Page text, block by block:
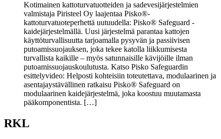
Kotimainen kattoturvatuotteiden ja sadevesijärjestelmien
valmistaja Piristeel Oy laajentaa Pisko®-
kattoturvatuoteperhettä uutuudella: Pisko® Safeguard -
kaidejärjestelmällä. Uusi järjestelmä parantaa kattojen
käyttöturvallisuutta tarjoamalla pysyvän ja passiivisen
putoamissuojauksen, joka tekee katolla liikkumisesta
turvallista kaikille – myös satunnaisille kävijöille ilman
putoamissuojauskoulutusta. Katso Pisko Safeguardin
esittelyvideo: Helposti kohteisiin toteutettava, modulaarinen ja
asentajaystävällinen ratkaisu Pisko® Safeguard on
modulaarinen kaidejärjestelmä, joka koostuu muutamasta
pääkomponentista. […]
RKL